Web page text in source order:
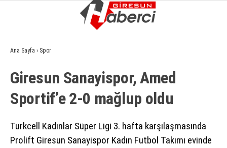
GÜNDEM
EKONOMI
SIYASET
ASAYIŞ
Ana Sayfa › Spor
Giresun Sanayispor, Amed
Sportif’e 2-0 mağlup oldu
Turkcell Kadınlar Süper Ligi 3. hafta karşılaşmasında
Prolift Giresun Sanayispor Kadın Futbol Takımı evinde